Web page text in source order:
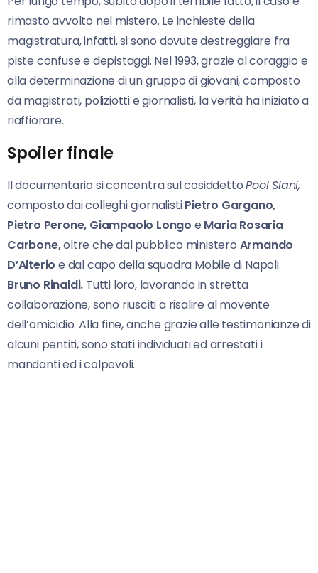
rimasto avvolto nel mistero. Le inchieste della
magistratura, infatti, si sono dovute destreggiare fra
piste confuse e depistaggi. Nel 1993, grazie al coraggio e
alla determinazione di un gruppo di giovani, composto
da magistrati, poliziotti e giornalisti, la verità ha iniziato a
riaffiorare.
Spoiler finale
Il documentario si concentra sul cosiddettoPool Siani,
composto dai colleghi giornalistiPietro Gargano,
Pietro Perone, Giampaolo Longo e Maria Rosaria
Carbone,oltre che dal pubblico ministero Armando
D’Alterio e dal capo della squadra Mobile di Napoli
Bruno Rinaldi. Tutti loro, lavorando in stretta
collaborazione, sono riusciti a risalire al movente
dell’omicidio. Alla fine, anche grazie alle testimonianze di
alcuni pentiti, sono stati individuati ed arrestati i
mandanti ed i colpevoli.